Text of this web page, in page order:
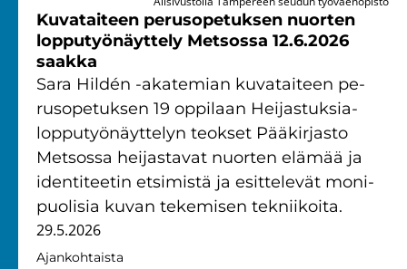
Ku­va­tai­teen pe­rus­o­pe­tuk­sen nuor­ten
lop­pu­työ­näyt­te­ly Met­sos­sa 12.6.2026
saak­ka
Sara Hildén -​akatemian ku­va­tai­teen pe­
rus­o­pe­tuk­sen 19 op­pi­laan Heijastuksia-​
lopputyönäyttelyn teok­set Pää­kir­jas­to
Met­sos­sa hei­jas­ta­vat nuor­ten elä­mää ja
iden­ti­tee­tin et­si­mis­tä ja esit­te­le­vät mo­ni­
puo­li­sia kuvan te­ke­mi­sen tek­nii­koi­ta.
29.5.2026
Ajan­koh­tais­ta